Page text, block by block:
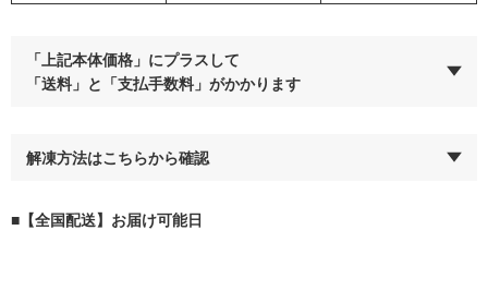
「上記本体価格」にプラスして
「送料」と「支払手数料」がかかります
解凍方法はこちらから確認
■【全国配送】お届け可能日